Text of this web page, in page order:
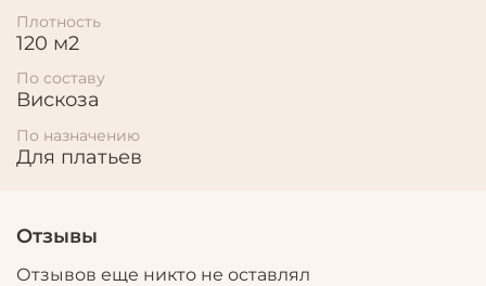
Плотность
120 м2
По составу
Вискоза
По назначению
Для платьев
Отзывы
Отзывов еще никто не оставлял